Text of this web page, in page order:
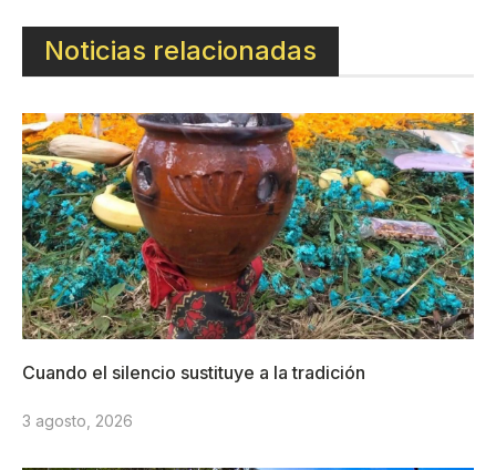
Noticias relacionadas
Cuando el silencio sustituye a la tradición
3 agosto, 2026